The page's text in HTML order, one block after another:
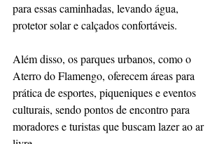
para essas caminhadas, levando água,
protetor solar e calçados confortáveis.
Além disso, os parques urbanos, como o
Aterro do Flamengo, oferecem áreas para
prática de esportes, piqueniques e eventos
culturais, sendo pontos de encontro para
moradores e turistas que buscam lazer ao ar